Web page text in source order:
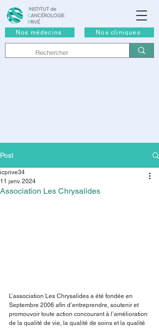
Nos médecins Nos cliniques
Post
Association Les Chrysalides
icprive34
11 janv. 2024
L’association Les Chrysalides a été fondée en
Septembre 2006 afin d’entreprendre, soutenir et
promouvoir toute action concourant à l’amélioration
de la qualité de vie, la qualité de soins et la qualité